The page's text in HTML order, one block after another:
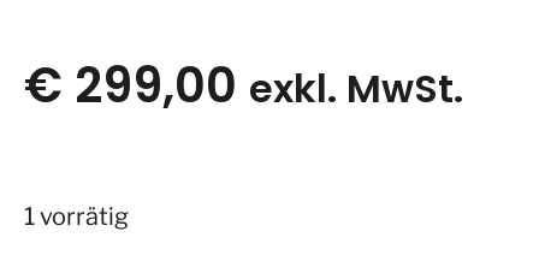
€ 299,00 exkl. MwSt.
1 vorrätig